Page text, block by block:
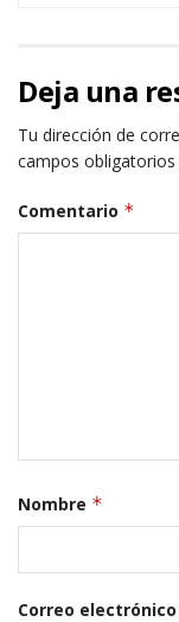
Deja una
Tu dirección de
campos
Comentario *
Nombre *
Correo electrónico